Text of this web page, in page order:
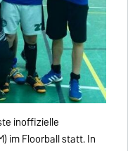
inoffizielle
im Floorball statt. In